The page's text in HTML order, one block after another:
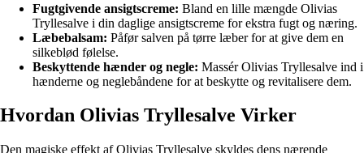
Fugtgivende ansigtscreme: Bland en lille mængde Olivias
Tryllesalve i din daglige ansigtscreme for ekstra fugt og næring.
Læbebalsam: Påfør salven på tørre læber for at give dem en
silkeblød følelse.
Beskyttende hænder og negle: Massér Olivias Tryllesalve ind i
hænderne og neglebåndene for at beskytte og revitalisere dem.
Hvordan Olivias Tryllesalve Virker
Den magiske effekt af Olivias Tryllesalve skyldes dens nærende